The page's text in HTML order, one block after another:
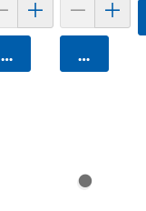
카트에 담기 카트에 담기